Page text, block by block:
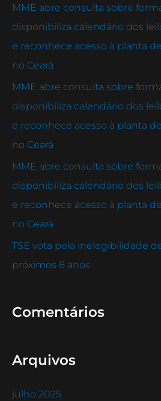
o
r
:
MME abre consulta sobre
disponibiliza calendário dos
e reconhece acesso à planta
no Ceará
MME abre consulta sobre
disponibiliza calendário dos
e reconhece acesso à planta
no Ceará
MME abre consulta sobre
disponibiliza calendário dos
e reconhece acesso à planta
no Ceará
TSE vota pela inelegibilidade
próximos 8 anos
Comentários
Arquivos
julho 2025